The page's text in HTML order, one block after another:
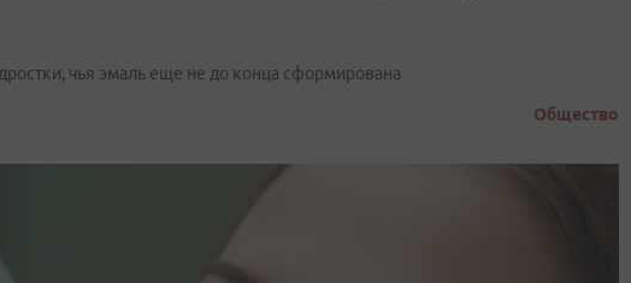
чья эмаль еще не до конца сформирована
Общество